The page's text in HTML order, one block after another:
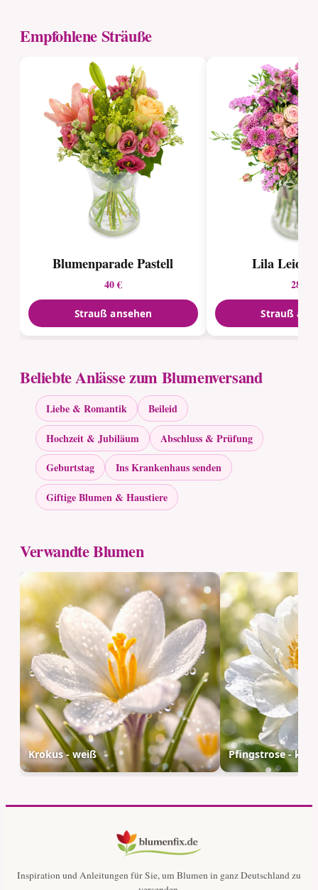
Empfohlene Sträuße
Blumenparade Pastell
40 €
Strauß ansehen
Lila
28 €
Strauß
Beliebte Anlässe zum Blumenversand
Liebe & Romantik
Beileid
Hochzeit & Jubiläum
Abschluss & Prüfung
Geburtstag
Ins Krankenhaus senden
Giftige Blumen & Haustiere
Verwandte Blumen
Krokus - weiß Pfingstrose -
Inspiration und Anleitungen für Sie, um Blumen in ganz Deutschland zu